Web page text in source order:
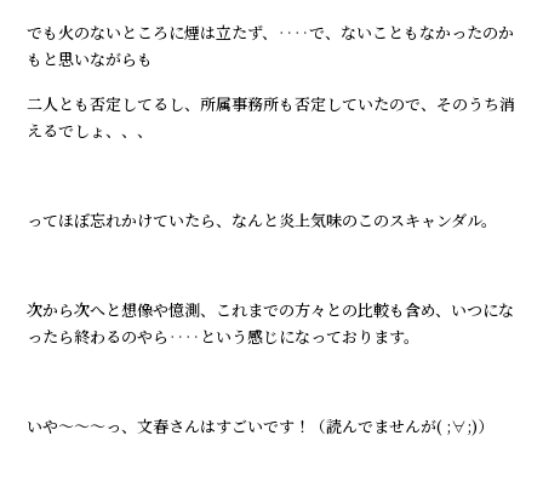
でも火のないところに煙は立たず、‥‥で、ないこともなかったのか
もと思いながらも
二人とも否定してるし、所属事務所も否定していたので、そのうち消
えるでしょ、、、
ってほぼ忘れかけていたら、なんと炎上気味のこのスキャンダル。
次から次へと想像や憶測、これまでの方々との比較も含め、いつにな
ったら終わるのやら‥‥という感じになっております。
いや～～～っ、文春さんはすごいです！（読んでませんが( ;∀;)）